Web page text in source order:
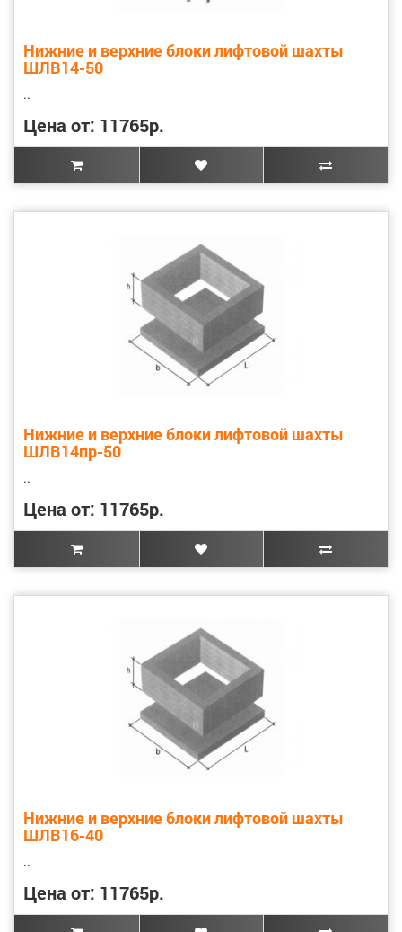
Нижние и верхние блоки лифтовой шахты
ШЛВ14-50
..
Цена от: 11765р.
Нижние и верхние блоки лифтовой шахты
ШЛВ14пр-50
..
Цена от: 11765р.
Нижние и верхние блоки лифтовой шахты
ШЛВ16-40
..
Цена от: 11765р.